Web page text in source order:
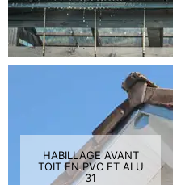
HABILLAGE AVANT
TOIT EN PVC ET ALU
31